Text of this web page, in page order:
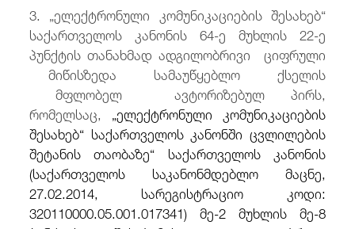
3. „ელექტრონული კომუნიკაციების შესახებ“
საქართველოს კანონის 64-ე მუხლის 22-ე
პუნქტის თანახმად ადგილობრივი ციფრული
მიწისზედა სამაუწყებლო ქსელის
მფლობელ ავტორიზებულ პირს,
რომელსაც, „ელექტრონული კომუნიკაციების
შესახებ“ საქართველოს კანონში ცვლილების
შეტანის თაობაზე“ საქართველოს კანონის
(საქართველოს საკანონმდებლო მაცნე,
27.02.2014, სარეგისტრაციო კოდი:
320110000.05.001.017341) მე-2 მუხლის მე-8